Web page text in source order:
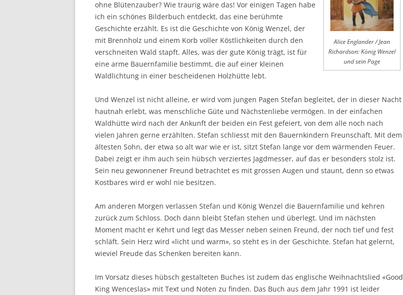
Alice Englander / Jean
Richardson: König Wenzel
und sein Page
ohne Blütenzauber? Wie traurig wäre das! Vor einigen Tagen habe
ich ein schönes Bilderbuch entdeckt, das eine berühmte
Geschichte erzählt. Es ist die Geschichte von König Wenzel, der
mit Brennholz und einem Korb voller Köstlichkeiten durch den
verschneiten Wald stapft. Alles, was der gute König trägt, ist für
eine arme Bauernfamilie bestimmt, die auf einer kleinen
Waldlichtung in einer bescheidenen Holzhütte lebt.
Und Wenzel ist nicht alleine, er wird vom jungen Pagen Stefan begleitet, der in dieser Nacht
hautnah erlebt, was menschliche Güte und Nächstenliebe vermögen. In der einfachen
Waldhütte wird nach der Ankunft der beiden ein Fest gefeiert, von dem alle noch nach
vielen Jahren gerne erzählten. Stefan schliesst mit den Bauernkindern Freunschaft. Mit dem
ältesten Sohn, der etwa so alt war wie er ist, sitzt Stefan lange vor dem wärmenden Feuer.
Dabei zeigt er ihm auch sein hübsch verziertes Jagdmesser, auf das er besonders stolz ist.
Sein neu gewonnener Freund betrachtet es mit grossen Augen und staunt, denn so etwas
Kostbares wird er wohl nie besitzen.
Am anderen Morgen verlassen Stefan und König Wenzel die Bauernfamilie und kehren
zurück zum Schloss. Doch dann bleibt Stefan stehen und überlegt. Und im nächsten
Moment macht er Kehrt und legt das Messer neben seinen Freund, der noch tief und fest
schläft. Sein Herz wird «licht und warm», so steht es in der Geschichte. Stefan hat gelernt,
wieviel Freude das Schenken bereiten kann.
Im Vorsatz dieses hübsch gestalteten Buches ist zudem das englische Weihnachtslied «Good
King Wenceslas» mit Text und Noten zu finden. Das Buch aus dem Jahr 1991 ist leider